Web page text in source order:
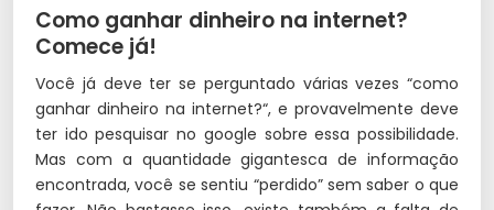
DINHEIRO NA INTERNET |HOTMART |
MARKETING DE AFILIADOS
Como ganhar dinheiro na internet?
Comece já!
Você já deve ter se perguntado várias vezes “como
ganhar dinheiro na internet?“, e provavelmente deve
ter ido pesquisar no google sobre essa possibilidade.
Mas com a quantidade gigantesca de informação
encontrada, você se sentiu “perdido” sem saber o que